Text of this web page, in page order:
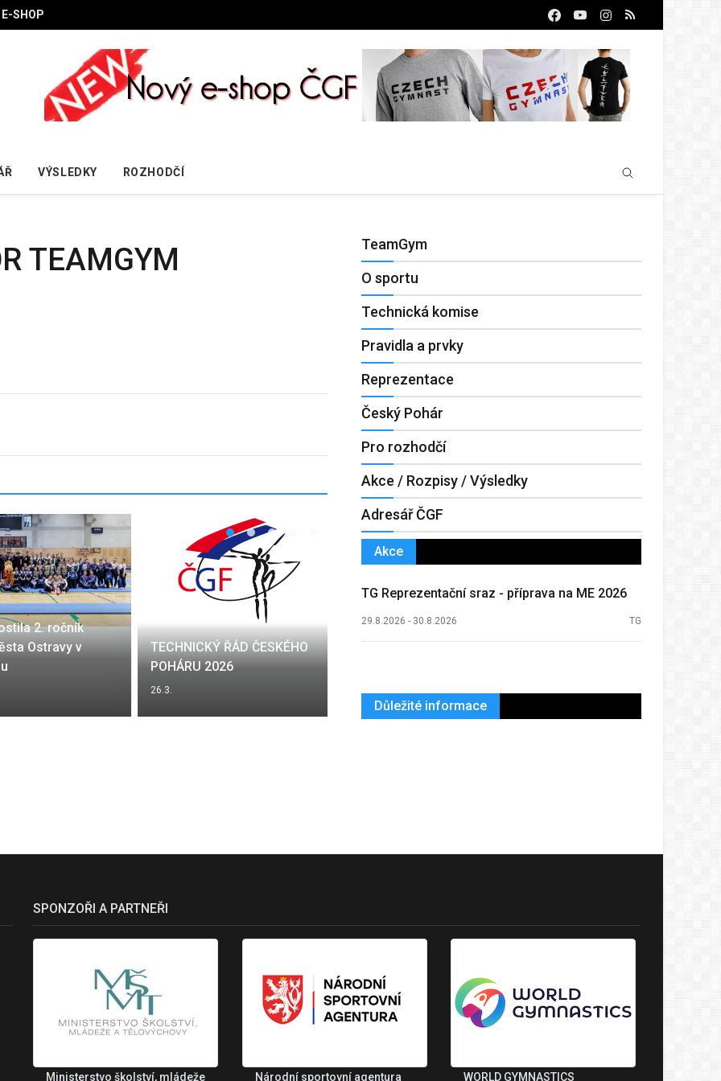
E-SHOP
VÝSLEDKY ROZHODČÍ
TEAMGYM
2. ročník
Ostravy v
TECHNICKÝ ŘÁD ČESKÉHO
POHÁRU 2026
26.3.
TeamGym
O sportu
Technická komise
Pravidla a prvky
Reprezentace
Český Pohár
Pro rozhodčí
Akce / Rozpisy / Výsledky
Adresář ČGF
Akce
TG Reprezentační sraz - příprava na ME 2026
29.8.2026 - 30.8.2026 TG
Důležité informace
SPONZOŘI A PARTNEŘI
Ministerstvo školství, mládeže Národní sportovní agentura WORLD GYMNASTICS